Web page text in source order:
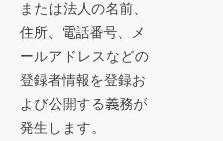
または法人の名前、
住所、電話番号、メ
ールアドレスなどの
登録者情報を登録お
よび公開する義務が
発生します。